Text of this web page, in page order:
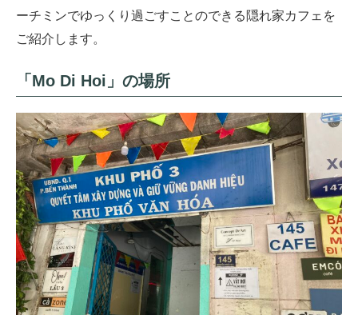
ーチミンでゆっくり過ごすことのできる隠れ家カフェを
ご紹介します。
「Mo Di Hoi」の場所